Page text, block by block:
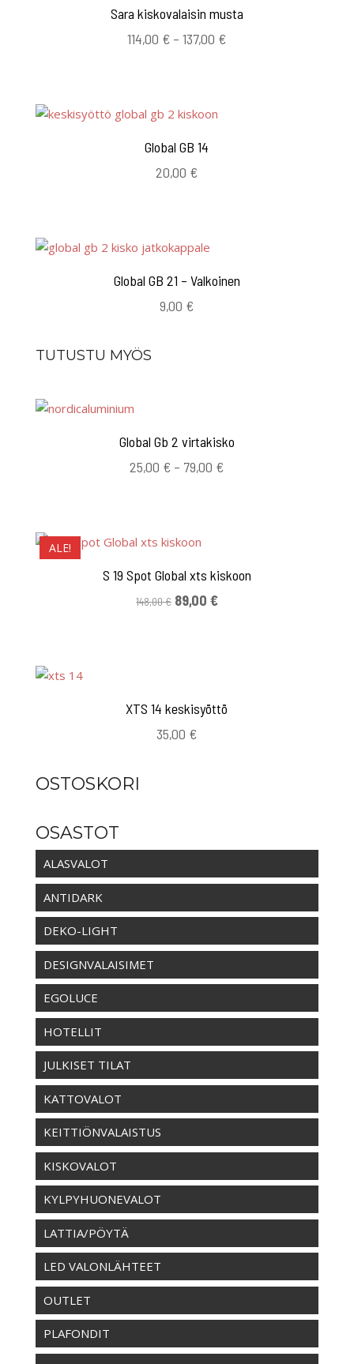
Sara kiskovalaisin musta
114,00 € – 137,00 €Hintaluokka:
Global GB 14
20,00 €
Global GB 21 – Valkoinen
9,00 €
TUTUSTU MYÖS
Global Gb 2 virtakisko
25,00 € – 79,00 €Hintaluokka:
ALE!
S 19 Spot Global xts kiskoon
148,00€ Alkuperäinen
89,00 €Nykyinen
XTS 14 keskisyöttö
35,00 €
OSTOSKORI
OSASTOT
ALASVALOT
ANTIDARK
DEKO-LIGHT
DESIGNVALAISIMET
EGOLUCE
HOTELLIT
JULKISET TILAT
KATTOVALOT
KEITTIÖNVALAISTUS
KISKOVALOT
KYLPYHUONEVALOT
LATTIA/PÖYTÄ
LED VALONLÄHTEET
OUTLET
PLAFONDIT